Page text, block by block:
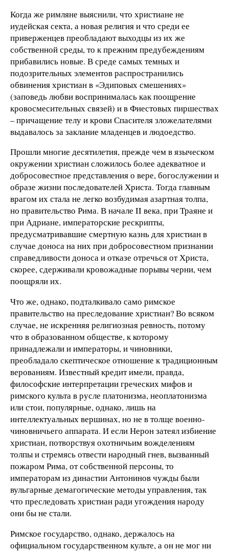
Когда же римляне выяснили, что христиане не
иудейская секта, а новая религия и что среди ее
приверженцев преобладают выходцы из их же
собственной среды, то к прежним предубеждениям
прибавились новые. В среде самых темных и
подозрительных элементов распространились
обвинения христиан в «Эдиповых смешениях»
(заповедь любви воспринималась как поощрение
кровосмесительных связей) и в Фиестовых пиршествах
– причащение телу и крови Спасителя зложелателями
выдавалось за заклание младенцев и людоедство.
Прошли многие десятилетия, прежде чем в языческом
окружении христиан сложилось более адекватное и
добросовестное представления о вере, богослужении и
образе жизни последователей Христа. Тогда главным
врагом их стала не легко возбудимая азартная толпа,
но правительство Рима. В начале II века, при Траяне и
при Адриане, императорские рескрипты,
предусматривавшие смертную казнь для христиан в
случае доноса на них при добросовестном признании
справедливости доноса и отказе отречься от Христа,
скорее, сдерживали кровожадные порывы черни, чем
поощряли их.
Что же, однако, подталкивало само римское
правительство на преследование христиан? Во всяком
случае, не искренняя религиозная ревность, потому
что в образованном обществе, к которому
принадлежали и императоры, и чиновники,
преобладало скептическое отношение к традиционным
верованиям. Известный кредит имели, правда,
философские интерпретации греческих мифов и
римского культа в русле платонизма, неоплатонизма
или стои, популярные, однако, лишь на
интеллектуальных вершинах, но не в толще военно-
чиновничьего аппарата. И если Нерон затеял избиение
христиан, потворствуя охотничьим вожделениям
толпы и стремясь отвести народный гнев, вызванный
пожаром Рима, от собственной персоны, то
императорам из династии Антонинов чужды были
вульгарные демагогические методы управления, так
что преследовать христиан ради угождения народу
они бы не стали.
Римское государство, однако, держалось на
официальном государственном культе, а он не мог ни